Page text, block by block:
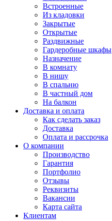
Встроенные
Из кладовки
Закрытые
Открытые
Раздвижные
Гардеробные шкафы
Назначение
В комнату
В нишу
В спальню
В частный дом
На балкон
Доставка и оплата
Как сделать заказ
Доставка
Оплата и рассрочка
О компании
Производство
Гарантия
Портфолио
Отзывы
Реквизиты
Вакансии
Карта сайта
Клиентам